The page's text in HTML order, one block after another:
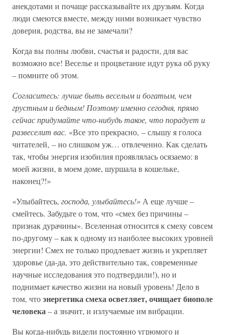
анекдотами и почаще рассказывайте их друзьям. Когда
люди смеются вместе, между ними возникает чувство
доверия, родства, вы не замечали?
Когда вы полны любви, счастья и радости, для вас
возможно все! Веселье и процветание идут рука об руку
– помните об этом.
Согласитесь: лучше быть веселым и богатым, чем
грустным и бедным! Поэтому именно сегодня, прямо
сейчас придумайте что-нибудь такое, что порадует и
развеселит вас. «Все это прекрасно, – слышу я голоса
читателей, – но слишком уж… отвлеченно. Как сделать
так, чтобы энергия изобилия проявлялась осязаемо: в
моей жизни, в моем доме, шуршала в кошельке,
наконец?!»
«Улыбайтесь, господа, улыбайтесь!» А еще лучше –
смейтесь. Забудьте о том, что «смех без причины –
признак дурачины». Вселенная относится к смеху совсем
по-другому – как к одному из наиболее высоких уровней
энергии! Смех не только продлевает жизнь и укрепляет
здоровье (да-да, это действительно так, современные
научные исследования это подтвердили!), но и
поднимает качество жизни на новый уровень! Дело в
том, чтоэнергетика смеха осветляет, очищает биополе
человека– а значит, и излучаемые им вибрации.
Вы когда-нибудь видели постоянно угрюмого и